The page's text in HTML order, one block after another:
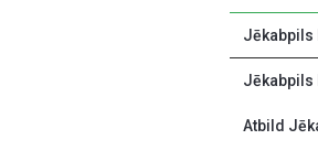
Jēkabpils
Jēkabpils
Atbild